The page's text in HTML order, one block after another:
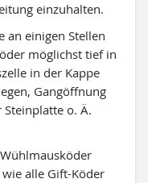
einzuhalten.
an einigen Stellen
möglichst tief in
in der Kappe
Gangöffnung
o. Ä.
alle Gift-Köder